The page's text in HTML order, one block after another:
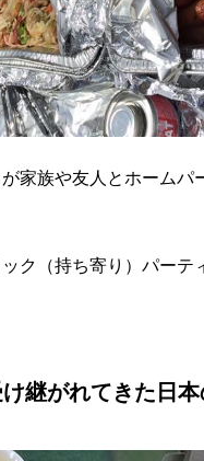
家族や友人とホームパ
ク（持ち寄り）パーテ
継がれてきた日